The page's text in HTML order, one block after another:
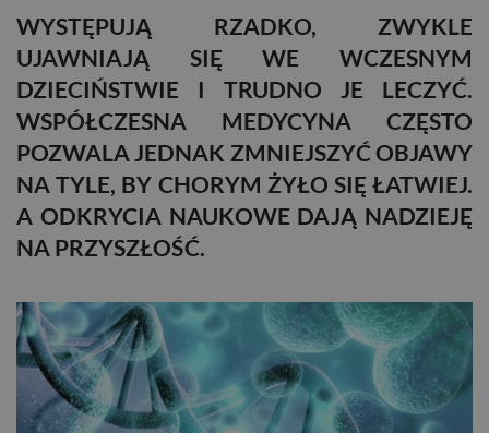
WYSTĘPUJĄ RZADKO, ZWYKLE
UJAWNIAJĄ SIĘ WE WCZESNYM
DZIECIŃSTWIE I TRUDNO JE LECZYĆ.
WSPÓŁCZESNA MEDYCYNA CZĘSTO
POZWALA JEDNAK ZMNIEJSZYĆ OBJAWY
NA TYLE, BY CHORYM ŻYŁO SIĘ ŁATWIEJ.
A ODKRYCIA NAUKOWE DAJĄ NADZIEJĘ
NA PRZYSZŁOŚĆ.